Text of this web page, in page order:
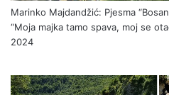
Marinko Majdandžić: Pjesma
“Moja majka tamo spava, moj se
2024